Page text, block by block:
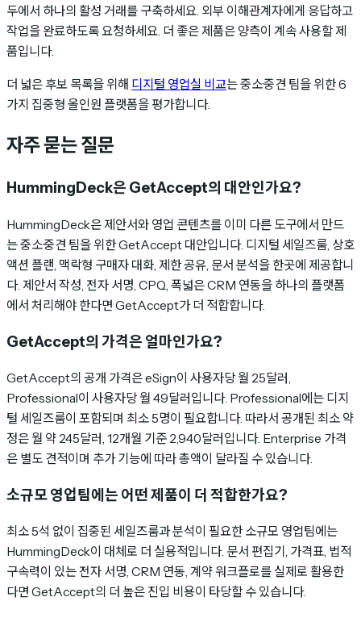
두에서 하나의 활성 거래를 구축하세요. 외부 이해관계자에게 응답하고
작업을 완료하도록 요청하세요. 더 좋은 제품은 양측이 계속 사용할 제
품입니다.
더 넓은 후보 목록을 위해 디지털 영업실 비교는 중소·중견 팀을 위한 6
가지 집중형 올인원 플랫폼을 평가합니다.
자주 묻는 질문
HummingDeck은 GetAccept의 대안인가요?
HummingDeck은 제안서와 영업 콘텐츠를 이미 다른 도구에서 만드
는 중소·중견 팀을 위한 GetAccept 대안입니다. 디지털 세일즈룸, 상호
액션 플랜, 맥락형 구매자 대화, 제한 공유, 문서 분석을 한곳에 제공합니
다. 제안서 작성, 전자 서명, CPQ, 폭넓은 CRM 연동을 하나의 플랫폼
에서 처리해야 한다면 GetAccept가 더 적합합니다.
GetAccept의 가격은 얼마인가요?
GetAccept의 공개 가격은 eSign이 사용자당 월 25달러,
Professional이 사용자당 월 49달러입니다. Professional에는 디지
털 세일즈룸이 포함되며 최소 5명이 필요합니다. 따라서 공개된 최소 약
정은 월 약 245달러, 12개월 기준 2,940달러입니다. Enterprise 가격
은 별도 견적이며 추가 기능에 따라 총액이 달라질 수 있습니다.
소규모 영업팀에는 어떤 제품이 더 적합한가요?
최소 5석 없이 집중된 세일즈룸과 분석이 필요한 소규모 영업팀에는
HummingDeck이 대체로 더 실용적입니다. 문서 편집기, 가격표, 법적
구속력이 있는 전자 서명, CRM 연동, 계약 워크플로를 실제로 활용한
다면 GetAccept의 더 높은 진입 비용이 타당할 수 있습니다.